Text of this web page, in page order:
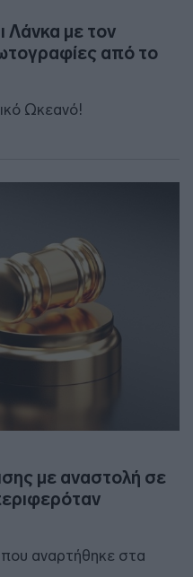
Λάνκα με τον
από το
Ωκεανό!
με αναστολή σε
αναρτήθηκε στα